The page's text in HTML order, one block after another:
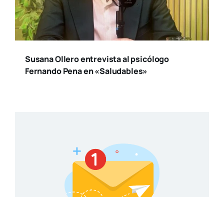
Susana Ollero entrevista al psicólogo
Fernando Pena en «Saludables»